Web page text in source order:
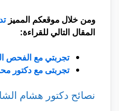
ومن خلال موقعكم المميز
المقال التالي للقراءة:
تجربتي مع الفحص
تجربتى مع دكتور
نصائح دكتور هشام